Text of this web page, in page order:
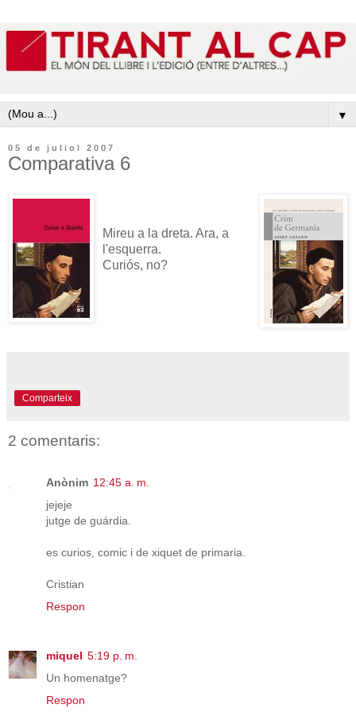
▼
05 de juliol 2007
Comparativa 6
Mireu a la dreta. Ara, a
l'esquerra.
Curiós, no?
Comparteix
2 comentaris:
Anònim 12:45 a. m.
jejeje
jutge de guárdia.
es curios, comic i de xiquet de primaria.
Cristian
Respon
miquel 5:19 p. m.
Un homenatge?
Respon